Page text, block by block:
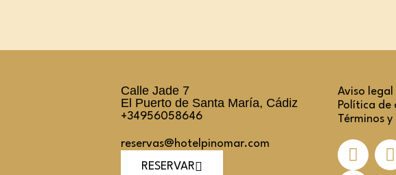
Calle Jade 7
El Puerto de Santa María, Cádiz
+34956058646
reservas@hotelpinomar.com
RESERVAR
Aviso legal
Política de
Términos